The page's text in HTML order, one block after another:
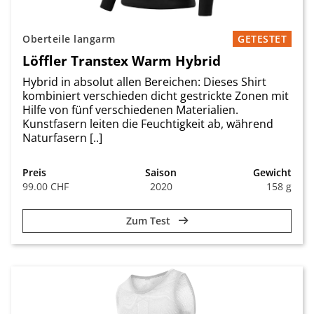
Oberteile langarm GETESTET
Löffler Transtex Warm Hybrid
Hybrid in absolut allen Bereichen: Dieses Shirt
kombiniert verschieden dicht gestrickte Zonen mit
Hilfe von fünf verschiedenen Materialien.
Kunstfasern leiten die Feuchtigkeit ab, während
Naturfasern [..]
Preis
99.00 CHF
Saison
2020
Gewicht
158 g
Zum Test